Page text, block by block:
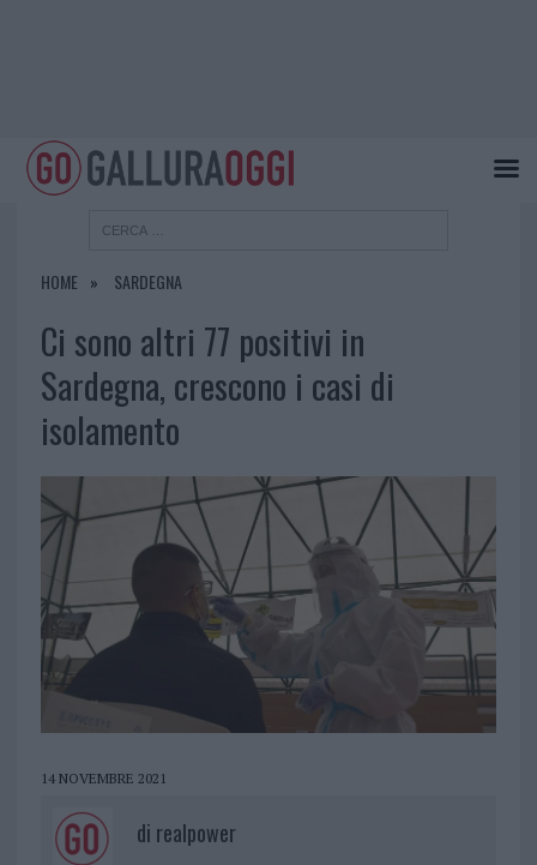
HOME SARDEGNA
Ci sono altri 77 positivi in
Sardegna, crescono i casi di
isolamento
14 NOVEMBRE 2021
di realpower